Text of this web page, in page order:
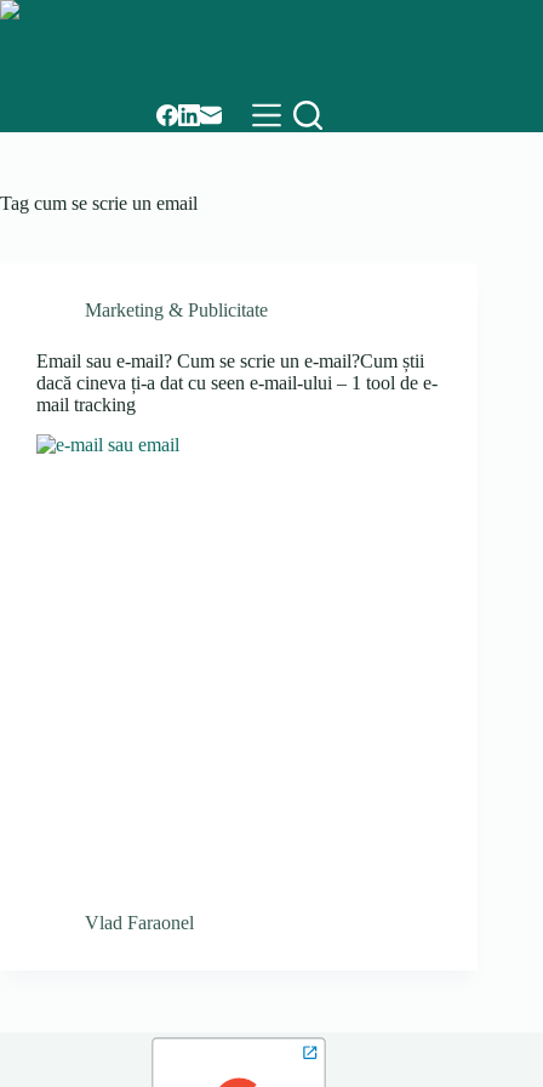
Skip
Tag cum se scrie un email
Marketing & Publicitate
Email sau e-mail? Cum se scrie un e-mail?Cum știi
dacă cineva ți-a dat cu seen e-mail-ului – 1 tool de e-
mail tracking
Vlad Faraonel